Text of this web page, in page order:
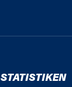
STATISTIKEN